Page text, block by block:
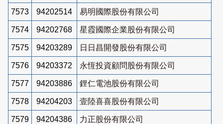
7573 94202514 易明國際股份有限公司
7574 94202768 星霞國際企業股份有限公司
7575 94203289 日日昌開發股份有限公司
7576 94203372 永恆投資顧問股份有限公司
7577 94203886 鋰仁電池股份有限公司
7578 94204203 壹陸喜喜股份有限公司
7579 94204386 力正股份有限公司